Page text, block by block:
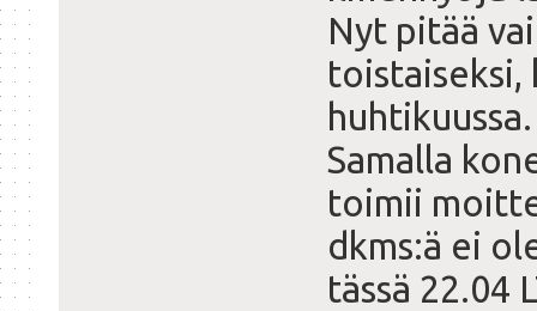
Nyt pitää
toistaiseksi,
huhtikuussa.
Samalla
toimii
dkms:ä ei
tässä 22.04